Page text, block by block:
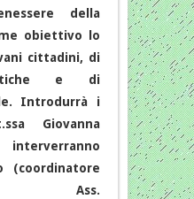
della
obiettivo lo
cittadini, di
e di
Introdurrà i
Giovanna
(coordinatore
Ass.